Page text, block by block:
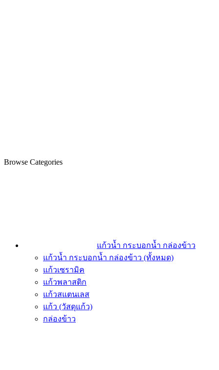
Browse Categories
แก้วน้ำ กระบอกน้ำ กล่องข้าว
แก้วน้ำ กระบอกน้ำ กล่องข้าว (ทั้งหมด)
แก้วเซรามิค
แก้วพลาสติก
แก้วสแตนเลส
แก้ว (วัสดุแก้ว)
กล่องข้าว